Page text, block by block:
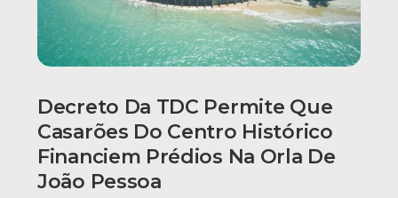
Decreto Da TDC Permite Que
Casarões Do Centro Histórico
Financiem Prédios Na Orla De
João Pessoa